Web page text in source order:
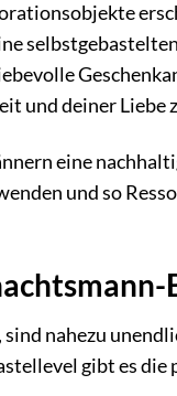
und deiner Liebe
eine
und so
nahezu
gibt es die